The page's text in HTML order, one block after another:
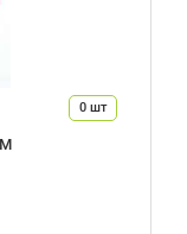
0шт